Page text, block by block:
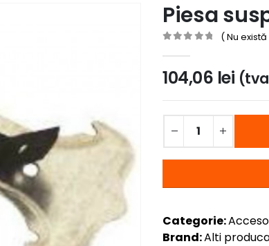
Piesa
( Nu
104,06 lei
Categorie:
Brand:Alti